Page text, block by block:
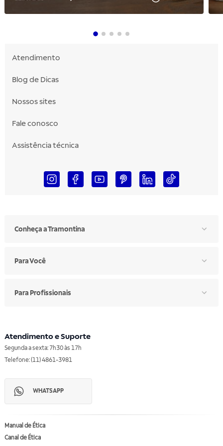
Atendimento
Blog de Dicas
Nossos sites
Fale conosco
Assistência técnica
Conheça a Tramontina
Para Você
Para Profissionais
Atendimento e Suporte
Segunda a sexta: 7h30 às 17h
Telefone: (11) 4861-3981
WHATSAPP
Manual de Ética
Canal de Ética